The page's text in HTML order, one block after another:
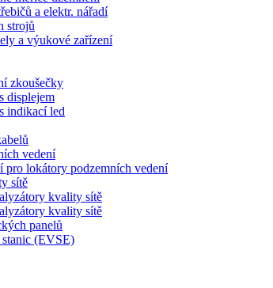
a elektr. nářadí
strojů
a výukové zařízení
zkoušečky
displejem
indikací led
vedení
pro lokátory podzemních vedení
sítě
kvality sítě
kvality sítě
panelů
stanic (EVSE)